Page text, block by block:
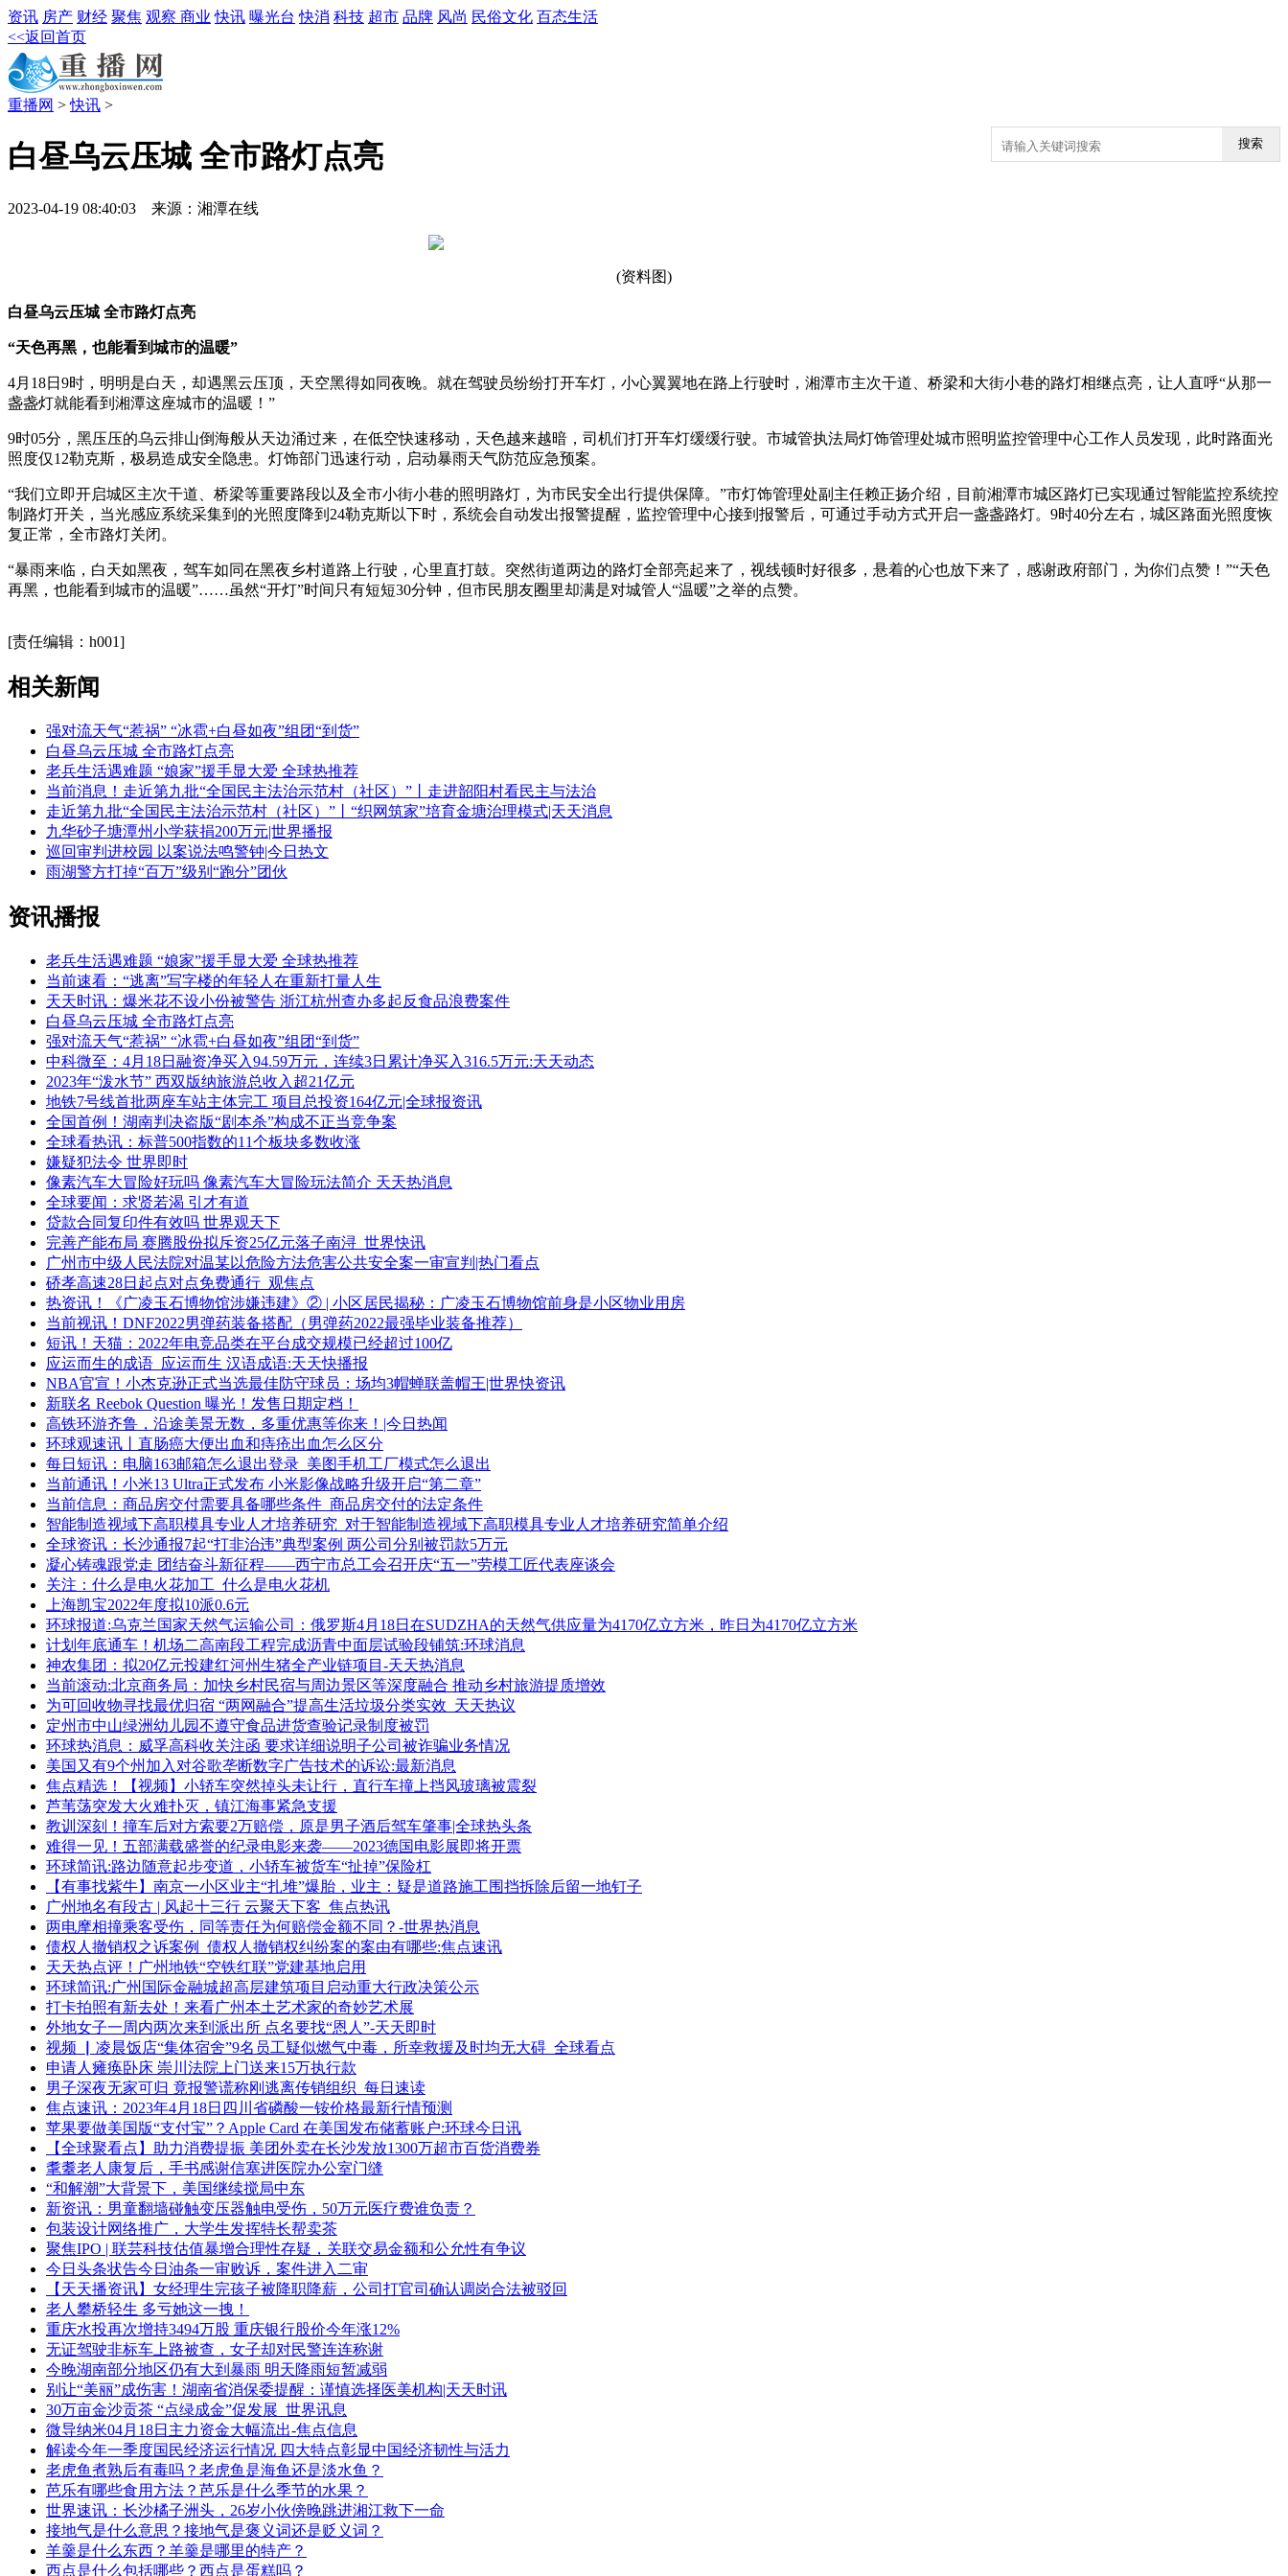
资讯 房产 财经 聚焦 观察 商业 快讯 曝光台 快消 科技 超市 品牌 风尚 民俗文化 百态生活
<<返回首页
重播网 >快讯 >
搜索
白昼乌云压城 全市路灯点亮
2023-04-19 08:40:03 来源：湘潭在线
(资料图)
白昼乌云压城 全市路灯点亮
“天色再黑，也能看到城市的温暖”
4月18日9时，明明是白天，却遇黑云压顶，天空黑得如同夜晚。就在驾驶员纷纷打开车灯，小心翼翼地在路上行驶时，湘潭市主次干道、桥梁和大街小巷的路灯相继点亮，让人直呼“从那一
盏盏灯就能看到湘潭这座城市的温暖！”
9时05分，黑压压的乌云排山倒海般从天边涌过来，在低空快速移动，天色越来越暗，司机们打开车灯缓缓行驶。市城管执法局灯饰管理处城市照明监控管理中心工作人员发现，此时路面光
照度仅12勒克斯，极易造成安全隐患。灯饰部门迅速行动，启动暴雨天气防范应急预案。
“我们立即开启城区主次干道、桥梁等重要路段以及全市小街小巷的照明路灯，为市民安全出行提供保障。”市灯饰管理处副主任赖正扬介绍，目前湘潭市城区路灯已实现通过智能监控系统控
制路灯开关，当光感应系统采集到的光照度降到24勒克斯以下时，系统会自动发出报警提醒，监控管理中心接到报警后，可通过手动方式开启一盏盏路灯。9时40分左右，城区路面光照度恢
复正常，全市路灯关闭。
“暴雨来临，白天如黑夜，驾车如同在黑夜乡村道路上行驶，心里直打鼓。突然街道两边的路灯全部亮起来了，视线顿时好很多，悬着的心也放下来了，感谢政府部门，为你们点赞！”“天色
再黑，也能看到城市的温暖”……虽然“开灯”时间只有短短30分钟，但市民朋友圈里却满是对城管人“温暖”之举的点赞。
[责任编辑：h001]
相关新闻
强对流天气“惹祸” “冰雹+白昼如夜”组团“到货”
白昼乌云压城 全市路灯点亮
老兵生活遇难题 “娘家”援手显大爱 全球热推荐
当前消息！走近第九批“全国民主法治示范村（社区）”丨走进韶阳村看民主与法治
走近第九批“全国民主法治示范村（社区）”丨“织网筑家”培育金塘治理模式|天天消息
九华砂子塘潭州小学获捐200万元|世界播报
巡回审判进校园 以案说法鸣警钟|今日热文
雨湖警方打掉“百万”级别“跑分”团伙
资讯播报
老兵生活遇难题 “娘家”援手显大爱 全球热推荐
当前速看：“逃离”写字楼的年轻人在重新打量人生
天天时讯：爆米花不设小份被警告 浙江杭州查办多起反食品浪费案件
白昼乌云压城 全市路灯点亮
强对流天气“惹祸” “冰雹+白昼如夜”组团“到货”
中科微至：4月18日融资净买入94.59万元，连续3日累计净买入316.5万元:天天动态
2023年“泼水节” 西双版纳旅游总收入超21亿元
地铁7号线首批两座车站主体完工 项目总投资164亿元|全球报资讯
全国首例！湖南判决盗版“剧本杀”构成不正当竞争案
全球看热讯：标普500指数的11个板块多数收涨
嫌疑犯法令 世界即时
像素汽车大冒险好玩吗 像素汽车大冒险玩法简介 天天热消息
全球要闻：求贤若渴 引才有道
贷款合同复印件有效吗 世界观天下
完善产能布局 赛腾股份拟斥资25亿元落子南浔_世界快讯
广州市中级人民法院对温某以危险方法危害公共安全案一审宣判|热门看点
硚孝高速28日起点对点免费通行_观焦点
热资讯！《广凌玉石博物馆涉嫌违建》② | 小区居民揭秘：广凌玉石博物馆前身是小区物业用房
当前视讯！DNF2022男弹药装备搭配（男弹药2022最强毕业装备推荐）
短讯！天猫：2022年电竞品类在平台成交规模已经超过100亿
应运而生的成语_应运而生 汉语成语:天天快播报
NBA官宣！小杰克逊正式当选最佳防守球员：场均3帽蝉联盖帽王|世界快资讯
新联名 Reebok Question 曝光！发售日期定档！
高铁环游齐鲁，沿途美景无数，多重优惠等你来！|今日热闻
环球观速讯丨直肠癌大便出血和痔疮出血怎么区分
每日短讯：电脑163邮箱怎么退出登录_美图手机工厂模式怎么退出
当前通讯！小米13 Ultra正式发布 小米影像战略升级开启“第二章”
当前信息：商品房交付需要具备哪些条件_商品房交付的法定条件
智能制造视域下高职模具专业人才培养研究_对于智能制造视域下高职模具专业人才培养研究简单介绍
全球资讯：长沙通报7起“打非治违”典型案例 两公司分别被罚款5万元
凝心铸魂跟党走 团结奋斗新征程——西宁市总工会召开庆“五一”劳模工匠代表座谈会
关注：什么是电火花加工_什么是电火花机
上海凯宝2022年度拟10派0.6元
环球报道:乌克兰国家天然气运输公司：俄罗斯4月18日在SUDZHA的天然气供应量为4170亿立方米，昨日为4170亿立方米
计划年底通车！机场二高南段工程完成沥青中面层试验段铺筑:环球消息
神农集团：拟20亿元投建红河州生猪全产业链项目-天天热消息
当前滚动:北京商务局：加快乡村民宿与周边景区等深度融合 推动乡村旅游提质增效
为可回收物寻找最优归宿 “两网融合”提高生活垃圾分类实效_天天热议
定州市中山绿洲幼儿园不遵守食品进货查验记录制度被罚
环球热消息：威孚高科收关注函 要求详细说明子公司被诈骗业务情况
美国又有9个州加入对谷歌垄断数字广告技术的诉讼:最新消息
焦点精选！【视频】小轿车突然掉头未让行，直行车撞上挡风玻璃被震裂
芦苇荡突发大火难扑灭，镇江海事紧急支援
教训深刻！撞车后对方索要2万赔偿，原是男子酒后驾车肇事|全球热头条
难得一见！五部满载盛誉的纪录电影来袭——2023德国电影展即将开票
环球简讯:路边随意起步变道，小轿车被货车“扯掉”保险杠
【有事找紫牛】南京一小区业主“扎堆”爆胎，业主：疑是道路施工围挡拆除后留一地钉子
广州地名有段古 | 风起十三行 云聚天下客_焦点热讯
两电摩相撞乘客受伤，同等责任为何赔偿金额不同？-世界热消息
债权人撤销权之诉案例_债权人撤销权纠纷案的案由有哪些:焦点速讯
天天热点评！广州地铁“空铁红联”党建基地启用
环球简讯:广州国际金融城超高层建筑项目启动重大行政决策公示
打卡拍照有新去处！来看广州本土艺术家的奇妙艺术展
外地女子一周内两次来到派出所 点名要找“恩人”-天天即时
视频 ▏凌晨饭店“集体宿舍”9名员工疑似燃气中毒，所幸救援及时均无大碍_全球看点
申请人瘫痪卧床 崇川法院上门送来15万执行款
男子深夜无家可归 竟报警谎称刚逃离传销组织_每日速读
焦点速讯：2023年4月18日四川省磷酸一铵价格最新行情预测
苹果要做美国版“支付宝”？Apple Card 在美国发布储蓄账户:环球今日讯
【全球聚看点】助力消费提振 美团外卖在长沙发放1300万超市百货消费券
耄耋老人康复后，手书感谢信塞进医院办公室门缝
“和解潮”大背景下，美国继续搅局中东
新资讯：男童翻墙碰触变压器触电受伤，50万元医疗费谁负责？
包装设计网络推广，大学生发挥特长帮卖茶
聚焦IPO | 联芸科技估值暴增合理性存疑，关联交易金额和公允性有争议
今日头条状告今日油条一审败诉，案件进入二审
【天天播资讯】女经理生完孩子被降职降薪，公司打官司确认调岗合法被驳回
老人攀桥轻生 多亏她这一拽！
重庆水投再次增持3494万股 重庆银行股价今年涨12%
无证驾驶非标车上路被查，女子却对民警连连称谢
今晚湖南部分地区仍有大到暴雨 明天降雨短暂减弱
别让“美丽”成伤害！湖南省消保委提醒：谨慎选择医美机构|天天时讯
30万亩金沙贡茶 “点绿成金”促发展_世界讯息
微导纳米04月18日主力资金大幅流出-焦点信息
解读今年一季度国民经济运行情况 四大特点彰显中国经济韧性与活力
老虎鱼煮熟后有毒吗？老虎鱼是海鱼还是淡水鱼？
芭乐有哪些食用方法？芭乐是什么季节的水果？
世界速讯：长沙橘子洲头，26岁小伙傍晚跳进湘江救下一命
接地气是什么意思？接地气是褒义词还是贬义词？
羊羹是什么东西？羊羹是哪里的特产？
西点是什么包括哪些？西点是蛋糕吗？